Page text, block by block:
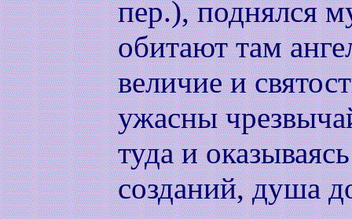
пер.), поднялся
обитают там
величие и
ужасны
туда и
созданий, душа